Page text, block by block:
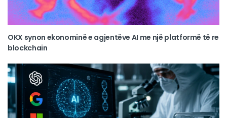
OKX synon ekonominë e agjentëve AI me një platformë të re
blockchain